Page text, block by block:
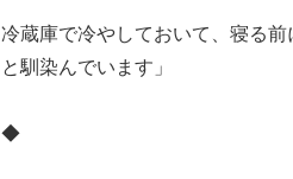
冷蔵庫で冷やしておいて、寝る
と馴染んでいます」
◆